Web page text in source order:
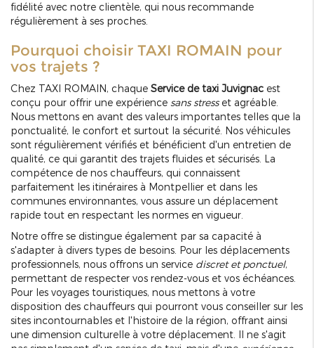
fidélité avec notre clientèle, qui nous recommande
régulièrement à ses proches.
Pourquoi choisir TAXI ROMAIN pour
vos trajets ?
Chez TAXI ROMAIN, chaque Service de taxi Juvignac est
conçu pour offrir une expérience sans stresset agréable.
Nous mettons en avant des valeurs importantes telles que la
ponctualité, le confort et surtout la sécurité. Nos véhicules
sont régulièrement vérifiés et bénéficient d'un entretien de
qualité, ce qui garantit des trajets fluides et sécurisés. La
compétence de nos chauffeurs, qui connaissent
parfaitement les itinéraires à Montpellier et dans les
communes environnantes, vous assure un déplacement
rapide tout en respectant les normes en vigueur.
Notre offre se distingue également par sa capacité à
s'adapter à divers types de besoins. Pour les déplacements
professionnels, nous offrons un service discret et ponctuel,
permettant de respecter vos rendez-vous et vos échéances.
Pour les voyages touristiques, nous mettons à votre
disposition des chauffeurs qui pourront vous conseiller sur les
sites incontournables et l'histoire de la région, offrant ainsi
une dimension culturelle à votre déplacement. Il ne s'agit